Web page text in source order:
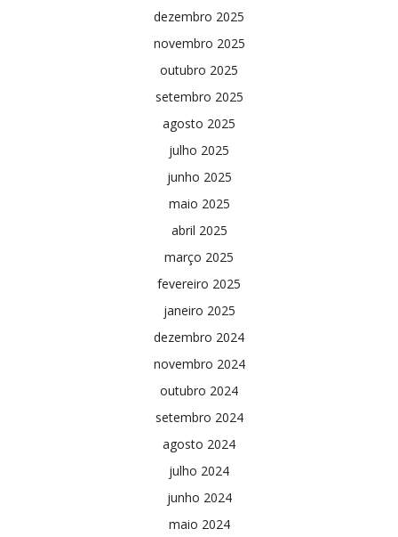
dezembro 2025
novembro 2025
outubro 2025
setembro 2025
agosto 2025
julho 2025
junho 2025
maio 2025
abril 2025
março 2025
fevereiro 2025
janeiro 2025
dezembro 2024
novembro 2024
outubro 2024
setembro 2024
agosto 2024
julho 2024
junho 2024
maio 2024